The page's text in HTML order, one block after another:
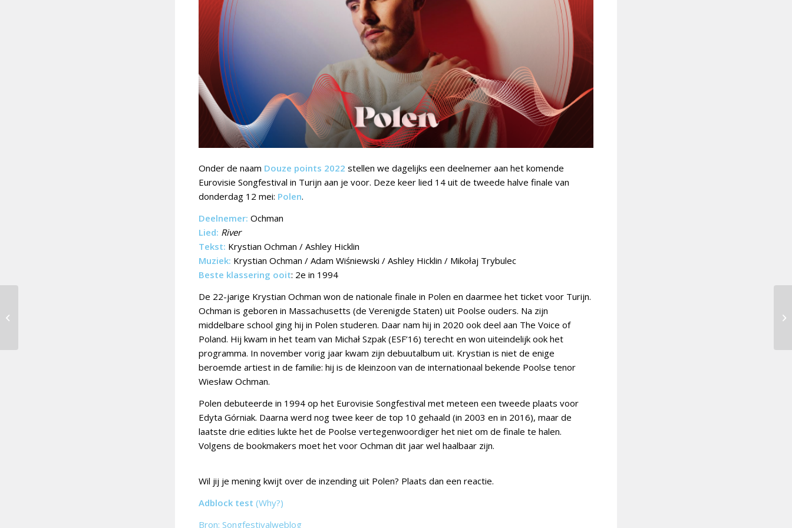
Onder de naam Douze points 2022 stellen we dagelijks een deelnemer aan het komende
Eurovisie Songfestival in Turijn aan je voor. Deze keer lied 14 uit de tweede halve finale van
donderdag 12 mei: Polen.
Deelnemer: Ochman
Lied: River
Tekst: Krystian Ochman / Ashley Hicklin
Muziek: Krystian Ochman / Adam Wiśniewski / Ashley Hicklin / Mikołaj Trybulec
Beste klassering ooit: 2e in 1994
De 22-jarige Krystian Ochman won de nationale finale in Polen en daarmee het ticket voor Turijn.
Ochman is geboren in Massachusetts (de Verenigde Staten) uit Poolse ouders. Na zijn
middelbare school ging hij in Polen studeren. Daar nam hij in 2020 ook deel aan The Voice of
Poland. Hij kwam in het team van Michał Szpak (ESF’16) terecht en won uiteindelijk ook het
programma. In november vorig jaar kwam zijn debuutalbum uit. Krystian is niet de enige
beroemde artiest in de familie: hij is de kleinzoon van de internationaal bekende Poolse tenor
Wiesław Ochman.
Polen debuteerde in 1994 op het Eurovisie Songfestival met meteen een tweede plaats voor
Edyta Górniak. Daarna werd nog twee keer de top 10 gehaald (in 2003 en in 2016), maar de
laatste drie edities lukte het de Poolse vertegenwoordiger het niet om de finale te halen.
Volgens de bookmakers moet het voor Ochman dit jaar wel haalbaar zijn.
Wil jij je mening kwijt over de inzending uit Polen? Plaats dan een reactie.
Adblock test (Why?)
Bron: Songfestivalweblog